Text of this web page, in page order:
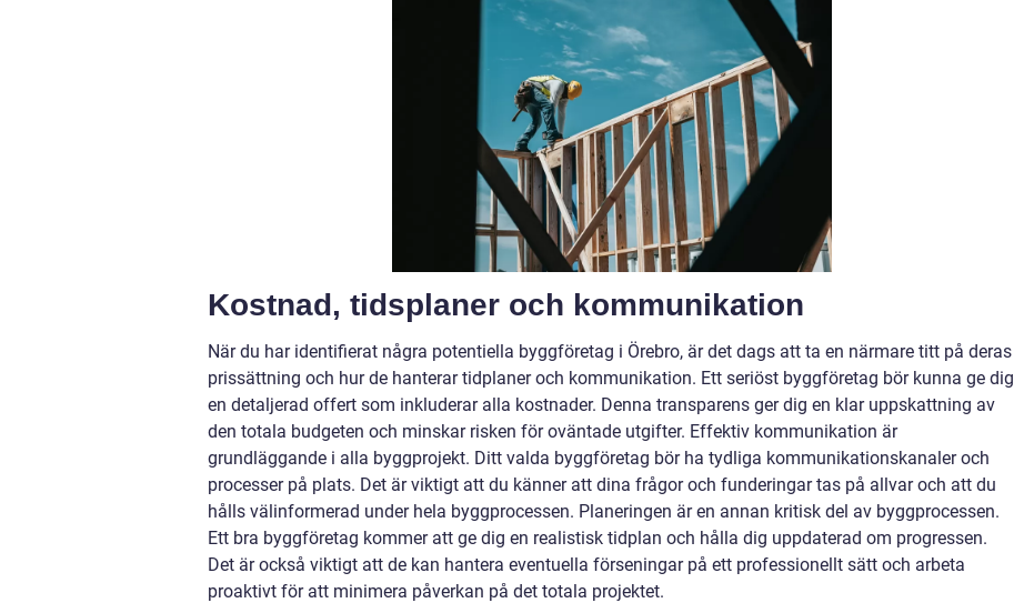
Kostnad, tidsplaner och kommunikation
När du har identifierat några potentiella byggföretag i Örebro, är det dags att ta en närmare titt på deras
prissättning och hur de hanterar tidplaner och kommunikation. Ett seriöst byggföretag bör kunna ge dig
en detaljerad offert som inkluderar alla kostnader. Denna transparens ger dig en klar uppskattning av
den totala budgeten och minskar risken för oväntade utgifter. Effektiv kommunikation är
grundläggande i alla byggprojekt. Ditt valda byggföretag bör ha tydliga kommunikationskanaler och
processer på plats. Det är viktigt att du känner att dina frågor och funderingar tas på allvar och att du
hålls välinformerad under hela byggprocessen. Planeringen är en annan kritisk del av byggprocessen.
Ett bra byggföretag kommer att ge dig en realistisk tidplan och hålla dig uppdaterad om progressen.
Det är också viktigt att de kan hantera eventuella förseningar på ett professionellt sätt och arbeta
proaktivt för att minimera påverkan på det totala projektet.